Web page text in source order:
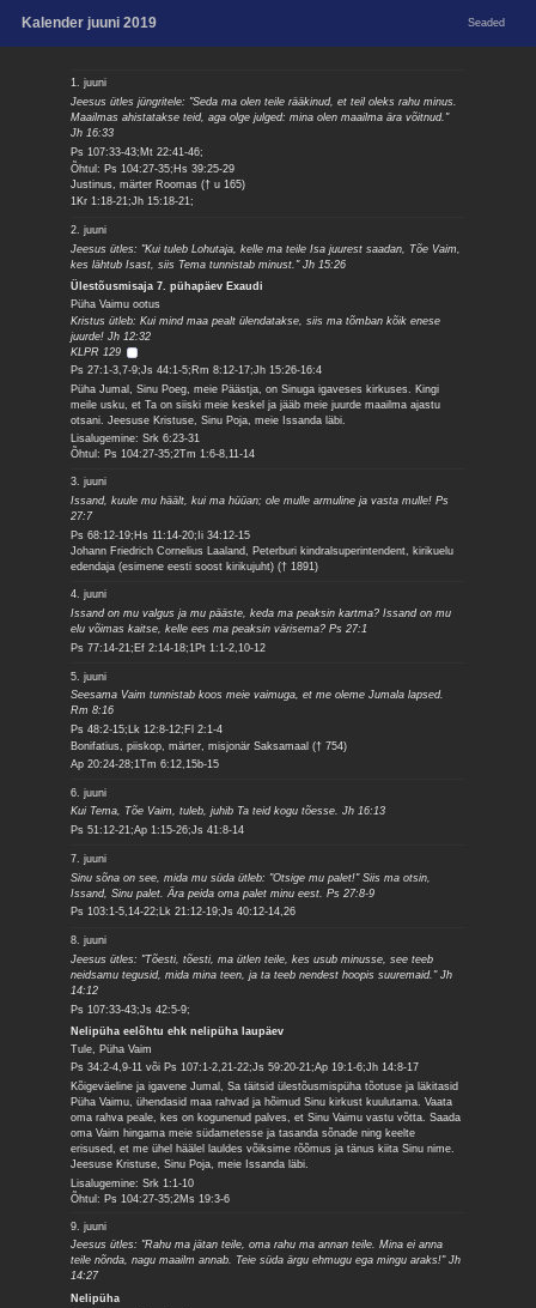
Kalender juuni 2019 Seaded
1. juuni
Jeesus ütles jüngritele: "Seda ma olen teile rääkinud, et teil oleks rahu minus.
Maailmas ahistatakse teid, aga olge julged: mina olen maailma ära võitnud."
Jh 16:33
Ps 107:33-43;Mt 22:41-46;
Õhtul: Ps 104:27-35;Hs 39:25-29
Justinus, märter Roomas († u 165)
1Kr 1:18-21;Jh 15:18-21;
2. juuni
Jeesus ütles: "Kui tuleb Lohutaja, kelle ma teile Isa juurest saadan, Tõe Vaim,
kes lähtub Isast, siis Tema tunnistab minust." Jh 15:26
Ülestõusmisaja 7. pühapäev Exaudi
Püha Vaimu ootus
Kristus ütleb: Kui mind maa pealt ülendatakse, siis ma tõmban kõik enese
juurde! Jh 12:32
KLPR 129
Ps 27:1-3,7-9;Js 44:1-5;Rm 8:12-17;Jh 15:26-16:4
Püha Jumal, Sinu Poeg, meie Päästja, on Sinuga igaveses kirkuses. Kingi
meile usku, et Ta on siiski meie keskel ja jääb meie juurde maailma ajastu
otsani. Jeesuse Kristuse, Sinu Poja, meie Issanda läbi.
Lisalugemine: Srk 6:23-31
Õhtul: Ps 104:27-35;2Tm 1:6-8,11-14
3. juuni
Issand, kuule mu häält, kui ma hüüan; ole mulle armuline ja vasta mulle! Ps
27:7
Ps 68:12-19;Hs 11:14-20;Ii 34:12-15
Johann Friedrich Cornelius Laaland, Peterburi kindralsuperintendent, kirikuelu
edendaja (esimene eesti soost kirikujuht) († 1891)
4. juuni
Issand on mu valgus ja mu pääste, keda ma peaksin kartma? Issand on mu
elu võimas kaitse, kelle ees ma peaksin värisema? Ps 27:1
Ps 77:14-21;Ef 2:14-18;1Pt 1:1-2,10-12
5. juuni
Seesama Vaim tunnistab koos meie vaimuga, et me oleme Jumala lapsed.
Rm 8:16
Ps 48:2-15;Lk 12:8-12;Fl 2:1-4
Bonifatius, piiskop, märter, misjonär Saksamaal († 754)
Ap 20:24-28;1Tm 6:12,15b-15
6. juuni
Kui Tema, Tõe Vaim, tuleb, juhib Ta teid kogu tõesse. Jh 16:13
Ps 51:12-21;Ap 1:15-26;Js 41:8-14
7. juuni
Sinu sõna on see, mida mu süda ütleb: "Otsige mu palet!" Siis ma otsin,
Issand, Sinu palet. Ära peida oma palet minu eest. Ps 27:8-9
Ps 103:1-5,14-22;Lk 21:12-19;Js 40:12-14,26
8. juuni
Jeesus ütles: "Tõesti, tõesti, ma ütlen teile, kes usub minusse, see teeb
neidsamu tegusid, mida mina teen, ja ta teeb nendest hoopis suuremaid." Jh
14:12
Ps 107:33-43;Js 42:5-9;
Nelipüha eelõhtu ehk nelipüha laupäev
Tule, Püha Vaim
Ps 34:2-4,9-11 või Ps 107:1-2,21-22;Js 59:20-21;Ap 19:1-6;Jh 14:8-17
Kõigeväeline ja igavene Jumal, Sa täitsid ülestõusmispüha tõotuse ja läkitasid
Püha Vaimu, ühendasid maa rahvad ja hõimud Sinu kirkust kuulutama. Vaata
oma rahva peale, kes on kogunenud palves, et Sinu Vaimu vastu võtta. Saada
oma Vaim hingama meie südametesse ja tasanda sõnade ning keelte
erisused, et me ühel häälel lauldes võiksime rõõmus ja tänus kiita Sinu nime.
Jeesuse Kristuse, Sinu Poja, meie Issanda läbi.
Lisalugemine: Srk 1:1-10
Õhtul: Ps 104:27-35;2Ms 19:3-6
9. juuni
Jeesus ütles: "Rahu ma jätan teile, oma rahu ma annan teile. Mina ei anna
teile nõnda, nagu maailm annab. Teie süda ärgu ehmugu ega mingu araks!" Jh
14:27
Nelipüha